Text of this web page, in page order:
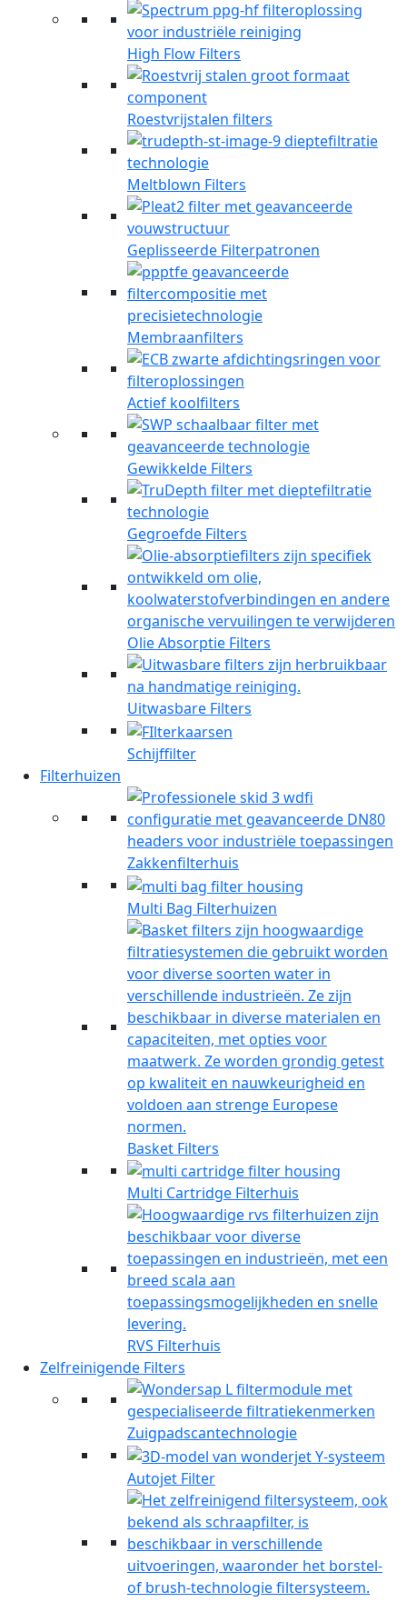
High Flow Filters
Roestvrijstalen filters
Meltblown Filters
Geplisseerde Filterpatronen
Membraanfilters
Actief koolfilters
Gewikkelde Filters
Gegroefde Filters
Olie Absorptie Filters
Uitwasbare Filters
Schijffilter
Filterhuizen
Zakkenfilterhuis
Multi Bag Filterhuizen
Basket Filters
Multi Cartridge Filterhuis
RVS Filterhuis
Zelfreinigende Filters
Zuigpadscantechnologie
Autojet Filter